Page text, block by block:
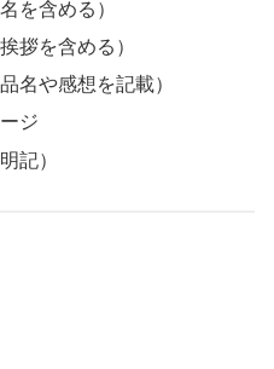
を含める）
拶を含める）
名や感想を記載）
ジ
記）